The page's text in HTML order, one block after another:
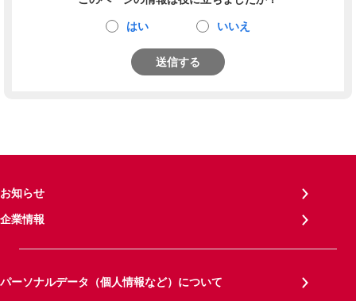
はい いいえ
送信する
お知らせ
企業情報
パーソナルデータ（個人情報など）について